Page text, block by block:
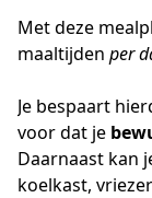
Met deze
maaltijden per
Je bespaart
voor dat je
Daarnaast kan
koelkast,